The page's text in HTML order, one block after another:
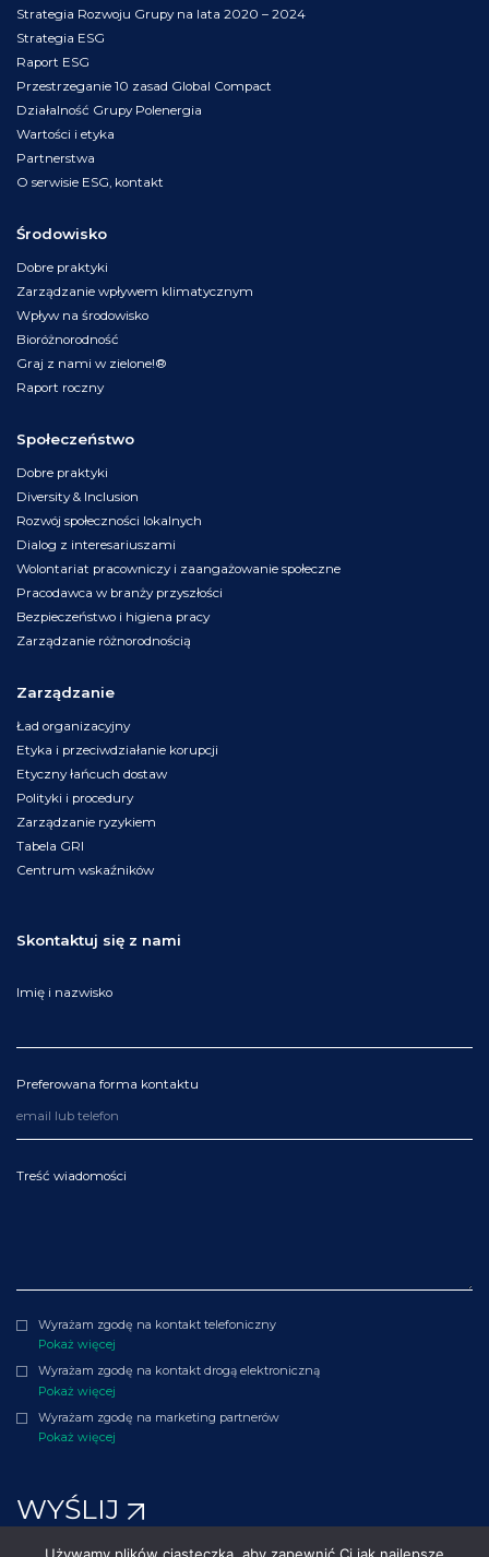
Strategia Rozwoju Grupy na lata 2020 – 2024
Strategia ESG
Raport ESG
Przestrzeganie 10 zasad Global Compact
Działalność Grupy Polenergia
Wartości i etyka
Partnerstwa
O serwisie ESG, kontakt
Środowisko
Dobre praktyki
Zarządzanie wpływem klimatycznym
Wpływ na środowisko
Bioróżnorodność
Graj z nami w zielone!®
Raport roczny
Społeczeństwo
Dobre praktyki
Diversity & Inclusion
Rozwój społeczności lokalnych
Dialog z interesariuszami
Wolontariat pracowniczy i zaangażowanie społeczne
Pracodawca w branży przyszłości
Bezpieczeństwo i higiena pracy
Zarządzanie różnorodnością
Zarządzanie
Ład organizacyjny
Etyka i przeciwdziałanie korupcji
Etyczny łańcuch dostaw
Polityki i procedury
Zarządzanie ryzykiem
Tabela GRI
Centrum wskaźników
Skontaktuj się z nami
Imię i nazwisko
Preferowana forma kontaktu
Treść wiadomości
Wyrażam zgodę na kontakt telefoniczny
Pokaż więcej
Wyrażam zgodę na kontakt drogą elektroniczną
Pokaż więcej
Wyrażam zgodę na marketing partnerów
Pokaż więcej
WYŚLIJ